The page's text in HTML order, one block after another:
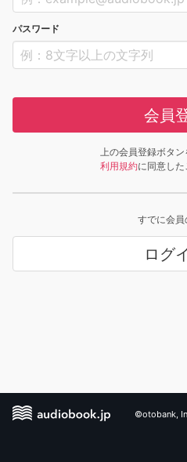
パスワード
会員
上の会員登録ボタン
利用規約に同意し
すでに会員
ログ
©otobank,